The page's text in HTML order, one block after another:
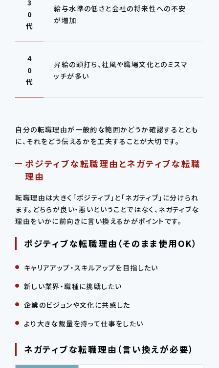
3
0
代
給与水準の低さと会社の将来性への不安
が増加
4
0
代
昇給の頭打ち、社風や職場文化とのミスマ
ッチが多い
自分の転職理由が一般的な範囲かどうか確認するととも
に、それをどう伝えるかを工夫することが大切です。
ポジティブな転職理由とネガティブな転職
理由
転職理由は大きく「ポジティブ」と「ネガティブ」に分けられ
ます。どちらが良い・悪いということではなく、ネガティブな
理由をいかに前向きに言い換えるかがポイントです。
ポジティブな転職理由（そのまま使用OK）
キャリアアップ・スキルアップを目指したい
新しい業界・職種に挑戦したい
企業のビジョンや文化に共感した
より大きな裁量を持って仕事をしたい
ネガティブな転職理由（言い換えが必要）